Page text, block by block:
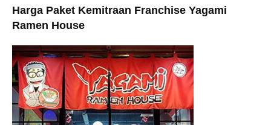
Harga Paket Kemitraan Franchise Yagami
Ramen House